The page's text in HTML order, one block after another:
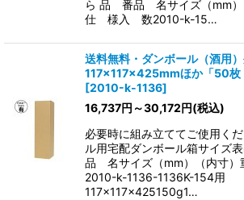
ら 品 番品 名サイズ（mm
仕 様入 数2010-k-15…
送料無料・ダンボール（酒用
117×117×425mmほか「50枚
[2010-k-1136]
16,737円 ～30,172円(税込)
必要時に組み立ててご使用く
ル用宅配ダンボール箱サイズ
品 名サイズ（mm）（内寸
2010-k-1136-1136K-154用
117×117×425150g1…